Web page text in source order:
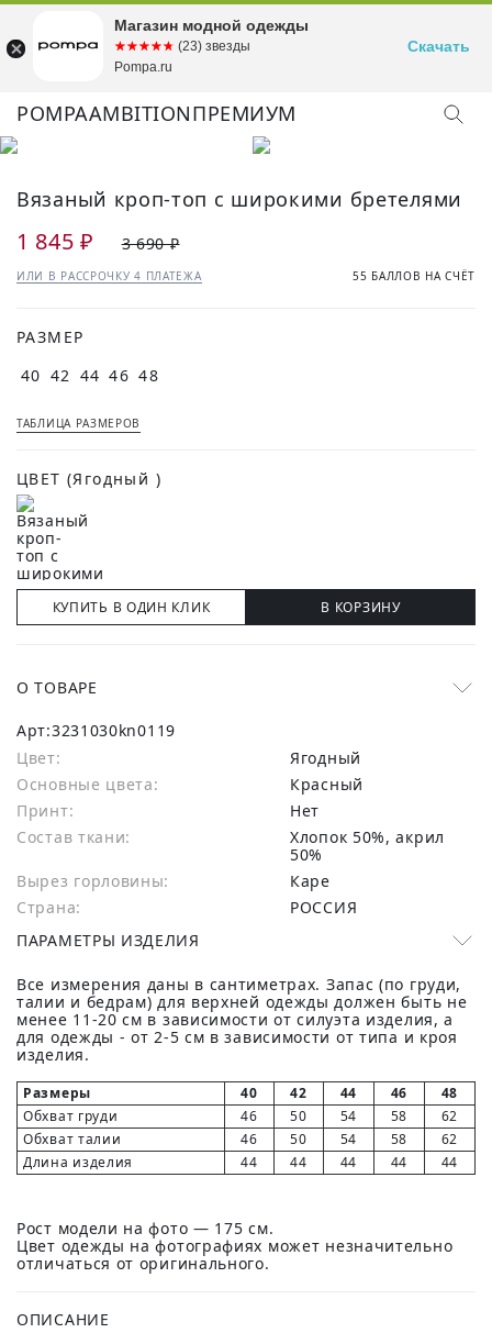
POMPAAMBITIONПРЕМИУМ
Вязаный кроп-топ с широкими бретелями
1 845 ₽ 3 690 ₽
ИЛИ В РАССРОЧКУ 4 ПЛАТЕЖА 55 БАЛЛОВ НА СЧЁТ
РАЗМЕР
40 42 44 46 48
ТАБЛИЦА РАЗМЕРОВ
ЦВЕТ (Ягодный )
КУПИТЬ В ОДИН КЛИК В КОРЗИНУ
О ТОВАРЕ
Арт:3231030kn0119
Цвет:
Ягодный
Основные цвета:
красный
Принт:
Нет
Состав ткани:
хлопок 50%, акрил
50%
Вырез горловины:
Каре
Страна:
РОССИЯ
ПАРАМЕТРЫ ИЗДЕЛИЯ
Все измерения даны в сантиметрах. Запас (по груди,
талии и бедрам) для верхней одежды должен быть не
менее 11-20 см в зависимости от силуэта изделия, а
для одежды - от 2-5 см в зависимости от типа и кроя
изделия.
Размеры 40 42 44 46
48
Обхват груди
46 50 54 58
62
Обхват талии
46 50 54 58
62
Длина изделия
44 44 44 44 44
Рост модели на фото — 175 см.
Цвет одежды на фотографиях может незначительно
отличаться от оригинального.
ОПИСАНИЕ
Магазин модной одежды
☆☆☆☆☆
★★★★★ (23) звезды
Pompa.ru
Скачать